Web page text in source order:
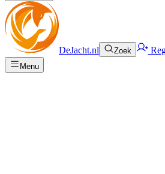
DeJacht.nl Zoek
Menu